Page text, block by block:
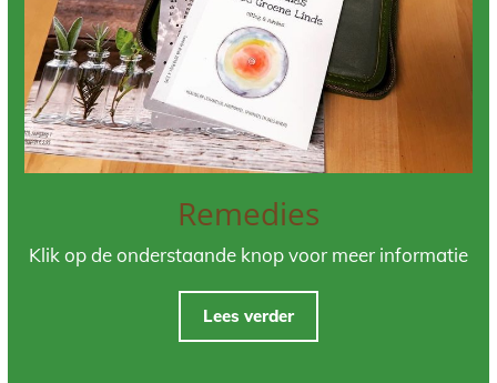
Remedies
Klik op de onderstaande knop voor meer informatie
Lees verder